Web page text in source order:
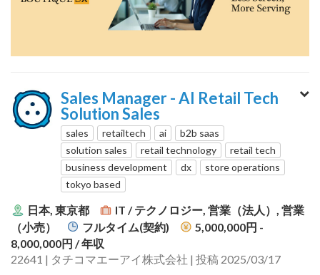
Sales Manager - AI Retail Tech
Solution Sales
sales retailtech ai
b2b saas
solution sales
retail technology
retail tech
business development
dx
store operations
tokyo based
日本, 東京都
IT / テクノロジー, 営業（法人）, 営業
（小売）
フルタイム(契約)
5,000,000円 -
8,000,000円 / 年収
22641 | タチコマエーアイ株式会社 | 投稿 2025/03/17